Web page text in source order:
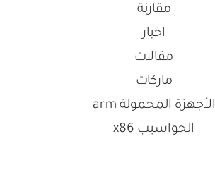
مقارنة
اخبار
مقالات
ماركات
الأجهزة المحمولة arm
الحواسيب x86